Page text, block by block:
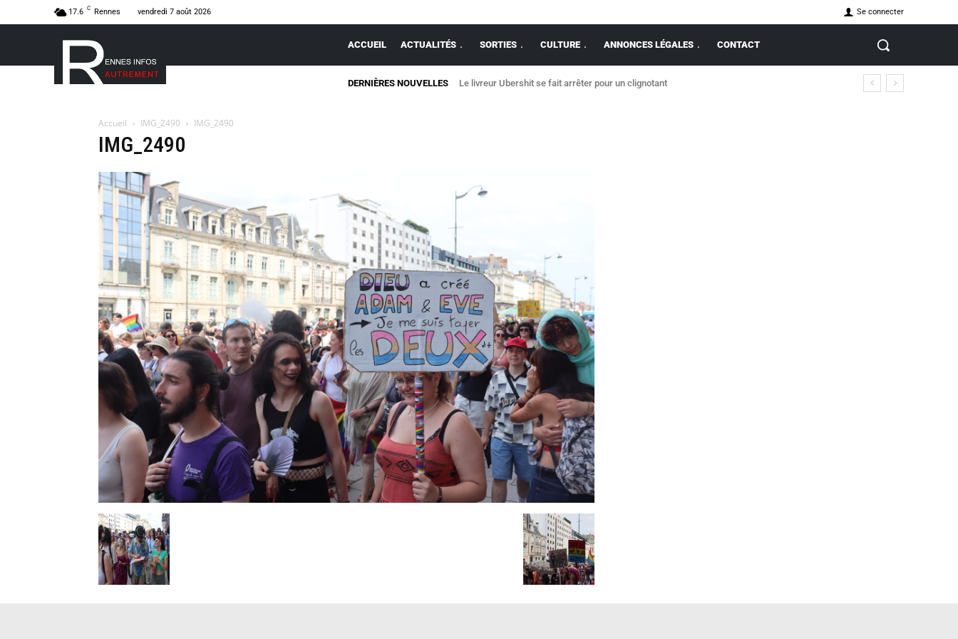
17.6 C Rennes vendredi 7 août 2026 Se connecter
ACCUEIL ACTUALITÉS SORTIES CULTURE ANNONCES LÉGALES CONTACT
DERNIÈRES NOUVELLES Le livreur Ubershit se fait arrêter pour un clignotant
Accueil IMG_2490 IMG_2490
IMG_2490